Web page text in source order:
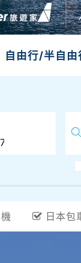
自由行/半自由
日本包